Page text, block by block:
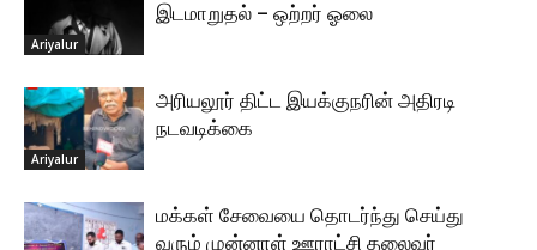
Ariyalur
இடமாறுதல் – ஒற்றர் ஓலை
Ariyalur
அரியலூர் திட்ட இயக்குநரின் அதிரடி
நடவடிக்கை
மக்கள் சேவையை தொடர்ந்து செய்து
வரும் முன்னாள் ஊராட்சி தலைவர்